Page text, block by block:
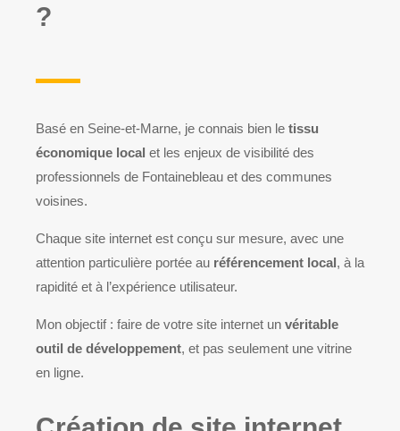
?
Basé en Seine-et-Marne, je connais bien le tissu
économique local et les enjeux de visibilité des
professionnels de Fontainebleau et des communes
voisines.
Chaque site internet est conçu sur mesure, avec une
attention particulière portée au référencement local, à la
rapidité et à l’expérience utilisateur.
Mon objectif : faire de votre site internet un véritable
outil de développement, et pas seulement une vitrine
en ligne.